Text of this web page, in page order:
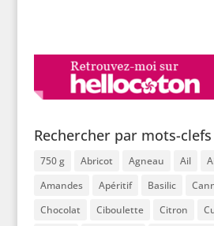
Rechercher par mots-clefs
750 g Abricot Agneau Ail
Amandes
Apéritif Basilic
Chocolat
Ciboulette Citron